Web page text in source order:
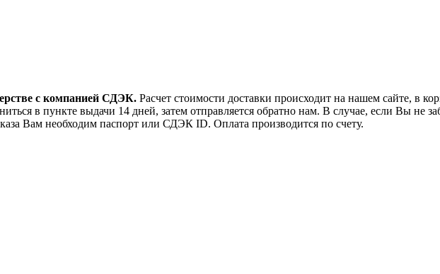
с компанией СДЭК. Расчет стоимости доставки происходит на нашем сайте, в
в пункте выдачи 14 дней, затем отправляется обратно нам. В случае, если Вы не
Вам необходим паспорт или СДЭК ID. Оплата производится по счету.